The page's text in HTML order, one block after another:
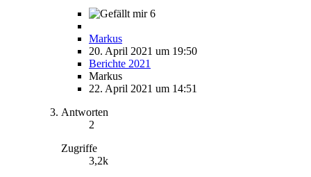
6
Markus
20. April 2021 um 19:50
Berichte 2021
Markus
22. April 2021 um 14:51
Antworten
2
Zugriffe
3,2k